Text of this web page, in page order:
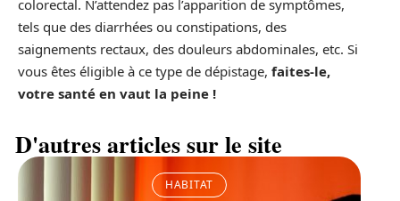
colorectal. N’attendez pas l’apparition de symptômes,
tels que des diarrhées ou constipations, des
saignements rectaux, des douleurs abdominales, etc. Si
vous êtes éligible à ce type de dépistage, faites-le,
votre santé en vaut la peine !
D'autres articles sur le site
HABITAT